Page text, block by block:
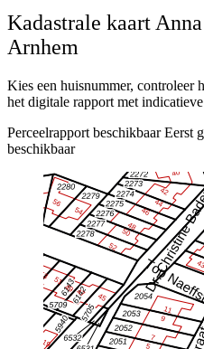
Kadastrale kaart
Arnhem
Kies een huisnummer, controleer
het digitale rapport met
Perceelrapport beschikbaar Eerst
beschikbaar